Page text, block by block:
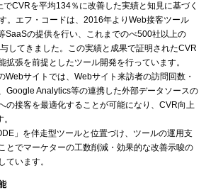
でCVRを平均134％に改善した実績と知見に基づく
。エフ・コードは、2016年よりWeb接客ツール
SaaSの提供を行い、これまでのべ500社以上の
してきました。この実績と成果で証明されたCVR
拡張を前提としたツール開発を行っています。
Webサイトでは、Webサイト来訪者の訪問回数・
Google Analytics等の連携した外部データソースの
の接客を最適化することが可能になり、CVR向上
」を伴走型ツールと位置づけ、ツールの運用支
とでマーケターの工数削減・効果的な改善示唆の
ています。